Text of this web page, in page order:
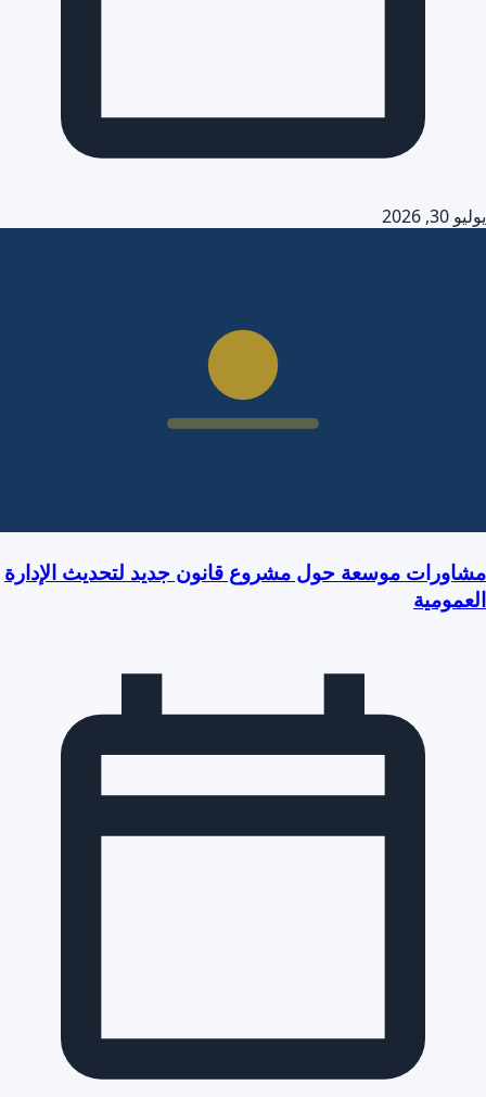
يوليو 30, 2026
مشاورات موسعة حول مشروع قانون جديد لتحديث الإدارة
العمومية